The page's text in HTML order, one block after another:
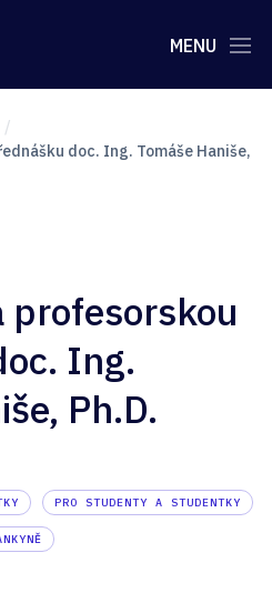
MENU
doc. Ing. Tomáše Haniše,
profesorskou
Ing.
Ph.D.
PRO STUDENTY A STUDENTKY